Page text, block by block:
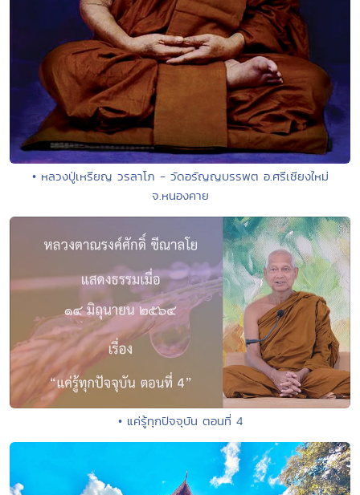
• หลวงปู่เหรียญ วรลาโภ - วัดอรัญญบรรพต อ.ศรีเชียงใหม่
จ.หนองคาย
• แค่รู้ทุกปัจจุบัน ตอนที่ 4